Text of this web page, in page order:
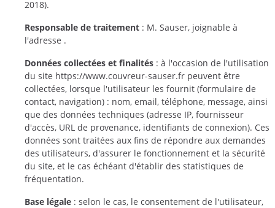
2018).
Responsable de traitement : M. Sauser, joignable à
l'adresse .
Données collectées et finalités : à l'occasion de l'utilisation
du site https://www.couvreur-sauser.fr peuvent être
collectées, lorsque l'utilisateur les fournit (formulaire de
contact, navigation) : nom, email, téléphone, message, ainsi
que des données techniques (adresse IP, fournisseur
d'accès, URL de provenance, identifiants de connexion). Ces
données sont traitées aux fins de répondre aux demandes
des utilisateurs, d'assurer le fonctionnement et la sécurité
du site, et le cas échéant d'établir des statistiques de
fréquentation.
Base légale : selon le cas, le consentement de l'utilisateur,